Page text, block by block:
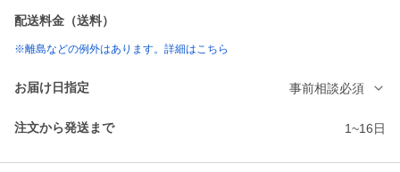
配送料金（送料）
※離島などの例外はあります。詳細はこちら
お届け日指定 事前相談必須
注文から発送まで 1~16日